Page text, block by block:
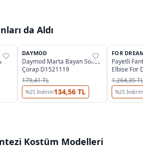
da Aldı
%25
DAYMOD
Daymod Marta Bayan Soket
Çorap D1521119
179,41 TL
%25 İndirim134,56 TL
%35
FOR
Payetli
Elbise For
1.264,35 TL
%25 İndirim
Kostüm Modelleri